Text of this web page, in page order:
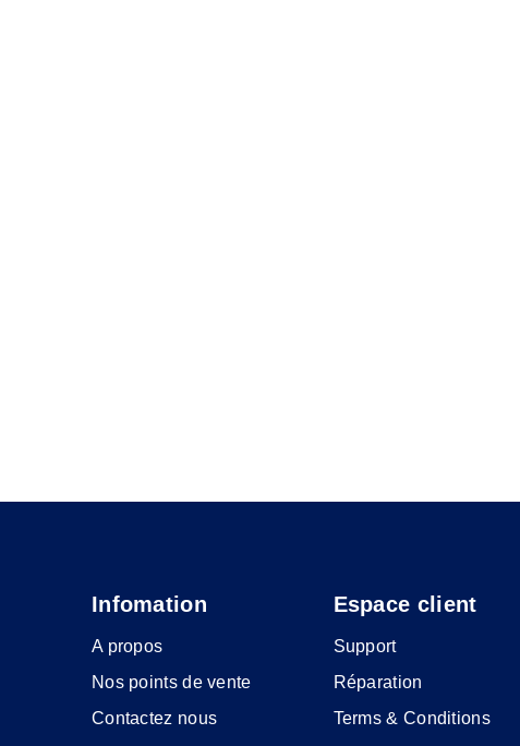
Infomation
A propos
Nos points de vente
Contactez nous
Espace client
Support
Réparation
Terms & Conditions